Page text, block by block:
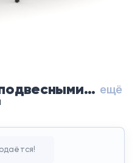
Че,
- Белый,
ещё